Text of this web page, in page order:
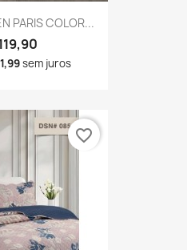
PARIS COLOR...
sem juros
favorite_border